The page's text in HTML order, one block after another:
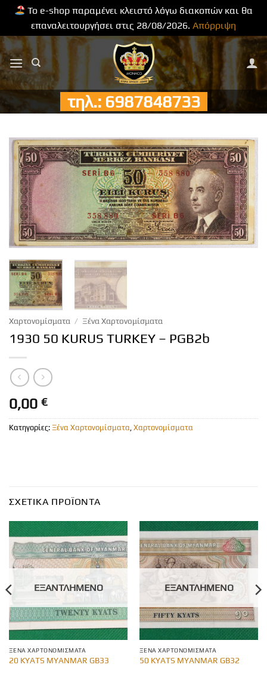
Το e-shop παραμένει κλειστό λόγω διακοπών και θα
επαναλειτουργήσει στις 28/08/2026. Απόρριψη
Μετάβαση
στο
περιεχόμενο
τηλ.: 6987848733
Χαρτονομίσματα / Ξένα Χαρτονομίσματα
1930 50 KURUS TURKEY – PGB2b
0,00 €
Κατηγορίες: Ξένα Χαρτονομίσματα Χαρτονομίσματα
ΣΧΕΤΙΚΆ ΠΡΟΪΌΝΤΑ
ΕΞΑΝΤΛΗΜΈΝΟ
ΞΈΝΑ ΧΑΡΤΟΝΟΜΊΣΜΑΤΑ
20 KYATS MYANMAR GB33
ΕΞΑΝΤΛΗΜΈΝΟ
ΞΈΝΑ ΧΑΡΤΟΝΟΜΊΣΜΑΤΑ
50 KYATS MYANMAR GB32